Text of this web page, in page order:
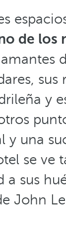
de los
y
y una
se ve
a sus
John